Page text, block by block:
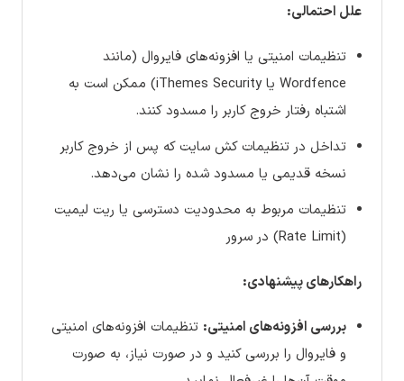
علل احتمالی:
تنظیمات امنیتی یا افزونه‌های فایروال (مانند
Wordfence یا iThemes Security) ممکن است به
اشتباه رفتار خروج کاربر را مسدود کنند.
تداخل در تنظیمات کش سایت که پس از خروج کاربر
نسخه قدیمی یا مسدود شده را نشان می‌دهد.
تنظیمات مربوط به محدودیت دسترسی یا ریت لیمیت
(Rate Limit) در سرور
راهکارهای پیشنهادی:
بررسی افزونه‌های امنیتی: تنظیمات افزونه‌های امنیتی
و فایروال را بررسی کنید و در صورت نیاز، به صورت